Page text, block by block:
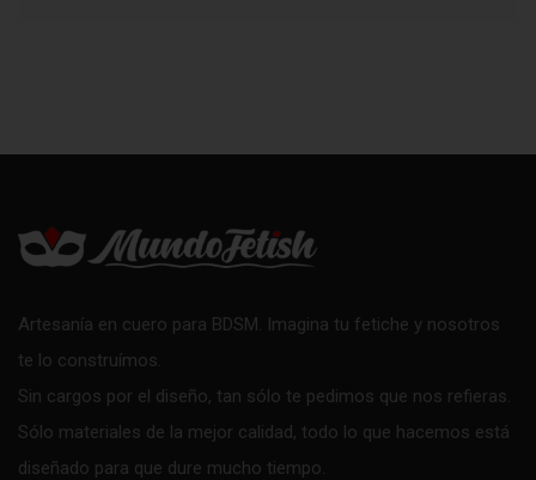
Artesanía en cuero para BDSM. Imagina tu fetiche y nosotros
te lo construímos.
Sin cargos por el diseño, tan sólo te pedimos que nos refieras.
Sólo materiales de la mejor calidad, todo lo que hacemos está
diseñado para que dure mucho tiempo.